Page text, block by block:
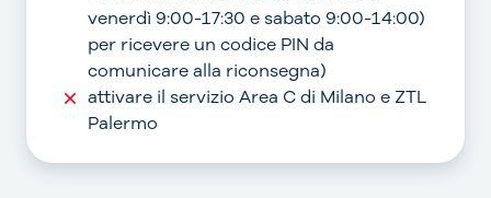
venerdì 9:00-17:30 e sabato 9:00-14:00)
per ricevere un codice PIN da
comunicare alla riconsegna)
attivare il servizio Area C di Milano e ZTL
Palermo